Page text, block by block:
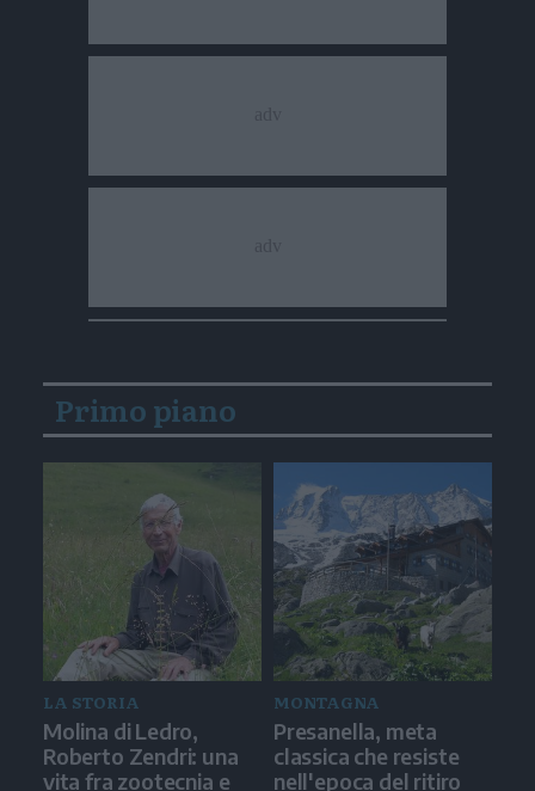
Primo piano
LA STORIA
Molina di Ledro,
Roberto Zendri: una
vita fra zootecnia e
MONTAGNA
Presanella, meta
classica che resiste
nell'epoca del ritiro